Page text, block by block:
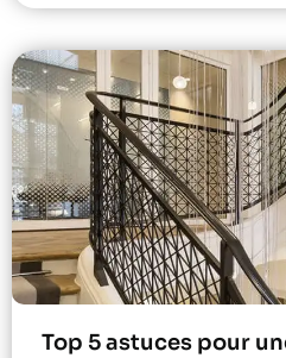
Top 5 astuces pour